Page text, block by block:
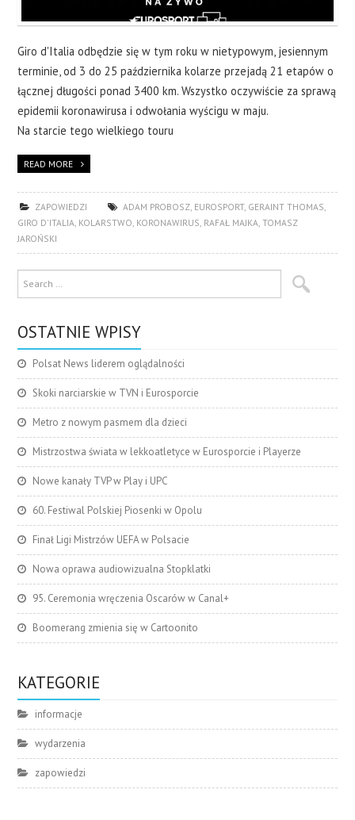
Giro d'Italia odbędzie się w tym roku w nietypowym, jesiennym
terminie, od 3 do 25 października kolarze przejadą 21 etapów o
łącznej długości ponad 3400 km. Wszystko oczywiście za sprawą
epidemii koronawirusa i odwołania wyścigu w maju.
Na starcie tego wielkiego touru
READ MORE
ZAPOWIEDZI ADAM PROBOSZ EUROSPORT, GERAINT THOMAS
GIRO D'ITALIA KOLARSTWO KORONAWIRUS RAFAŁ MAJKA ,TOMASZ
JAROŃSKI
OSTATNIE WPISY
Polsat News liderem oglądalności
Skoki narciarskie w TVN i Eurosporcie
Metro z nowym pasmem dla dzieci
Mistrzostwa świata w lekkoatletyce w Eurosporcie i Playerze
Nowe kanały TVP w Play i UPC
60. Festiwal Polskiej Piosenki w Opolu
Finał Ligi Mistrzów UEFA w Polsacie
Nowa oprawa audiowizualna Stopklatki
95. Ceremonia wręczenia Oscarów w Canal+
Boomerang zmienia się w Cartoonito
KATEGORIE
informacje
wydarzenia
zapowiedzi